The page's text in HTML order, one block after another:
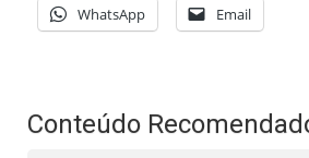
WhatsApp Email
Conteúdo